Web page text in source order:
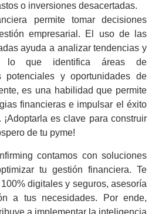
o inversiones desacertadas.
permite tomar decisiones
empresarial. El uso de las
ayuda a analizar tendencias y
lo que identifica áreas de
potenciales y oportunidades de
es una habilidad que permite
financieras e impulsar el éxito
es clave para construir
de tu pyme!
contamos con soluciones
tu gestión financiera. Te
digitales y seguros, asesoría
a tus necesidades. Por ende,
a implementar la inteligencia